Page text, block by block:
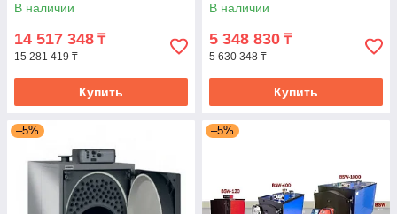
В наличии
14 517 348 ₸
15 281 419 ₸
Купить
В наличии
5 348 830 ₸
5 630 348 ₸
Купить
–5% –5%